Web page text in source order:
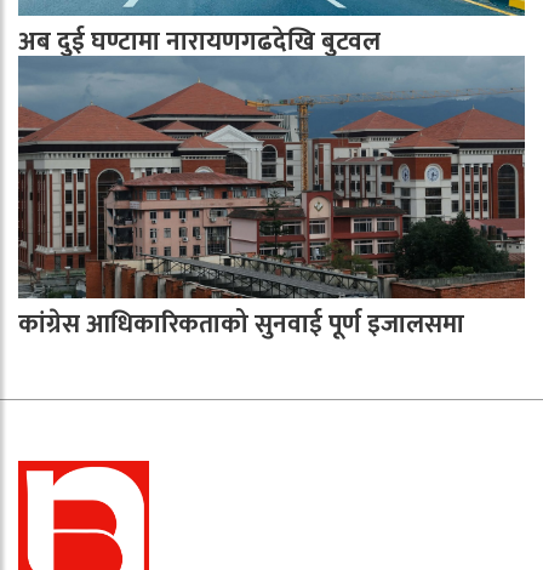
अब दुई घण्टामा नारायणगढदेखि बुटवल
कांग्रेस आधिकारिकताको सुनवाई पूर्ण इजालसमा